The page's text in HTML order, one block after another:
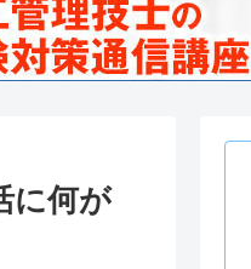
に何が